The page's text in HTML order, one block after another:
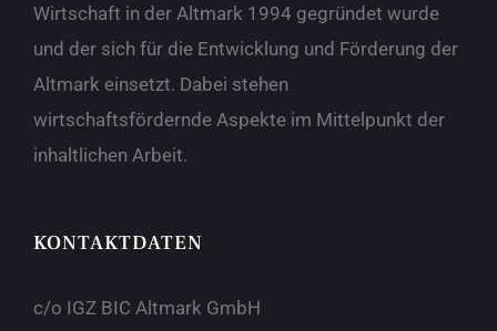
Wirtschaft in der Altmark 1994 gegründet wurde
und der sich für die Entwicklung und Förderung der
Altmark einsetzt. Dabei stehen
wirtschaftsfördernde Aspekte im Mittelpunkt der
inhaltlichen Arbeit.
KONTAKTDATEN
c/o IGZ BIC Altmark GmbH